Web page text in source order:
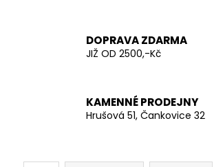
DOPRAVA ZDARMA
JIŽ OD 2500,-Kč
KAMENNÉ PRODEJNY
Hrušová 51, Čankovice 32